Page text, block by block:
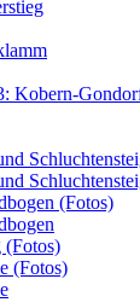
Kobern-
(Fotos)
(Fotos)
(Fotos)